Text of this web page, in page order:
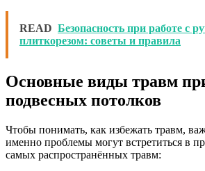
READ Безопасность при работе с
плиткорезом: советы и правила
Основные виды травм
подвесных потолков
Чтобы понимать, как избежать травм,
именно проблемы могут встретиться в
самых распространённых травм: